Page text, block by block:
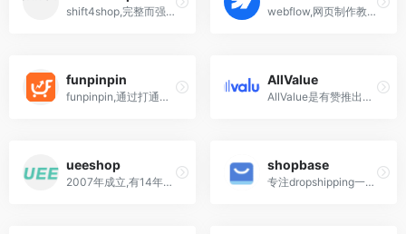
shift4shop,完整而强大的跨境电商平台,收购3dcart webflow,网页制作教程 中文,国内能用吗
funpinpin
funpinpin,通过打通独立站生态圈,FunPinPin为中国卖家提供从建站到营销的一站式解决方案;FunPinPin把优秀的中国产品和服务带到全球,成就卖家的跨境事业
AllValue
AllValue是有赞推出的一款跨境电商互联网软件,面向全球电商卖家提供电商独立站建站系统和商家服务 ，帮助客户快速构建直面消费者的电商网站、开展广告投放与社交营销、运营私域流量、连接全球支付及物流。
ueeshop
2007年成立,有14年的外贸建站经验,为全球17500+用户提供了跨境电商独立站制作服务,自主研发外贸网站建设系统
shopbase
专注dropshipping一件代发的跨境电商独立平台,跨境电商独立站建站平台,您建立在线业务的最好合作伙伴